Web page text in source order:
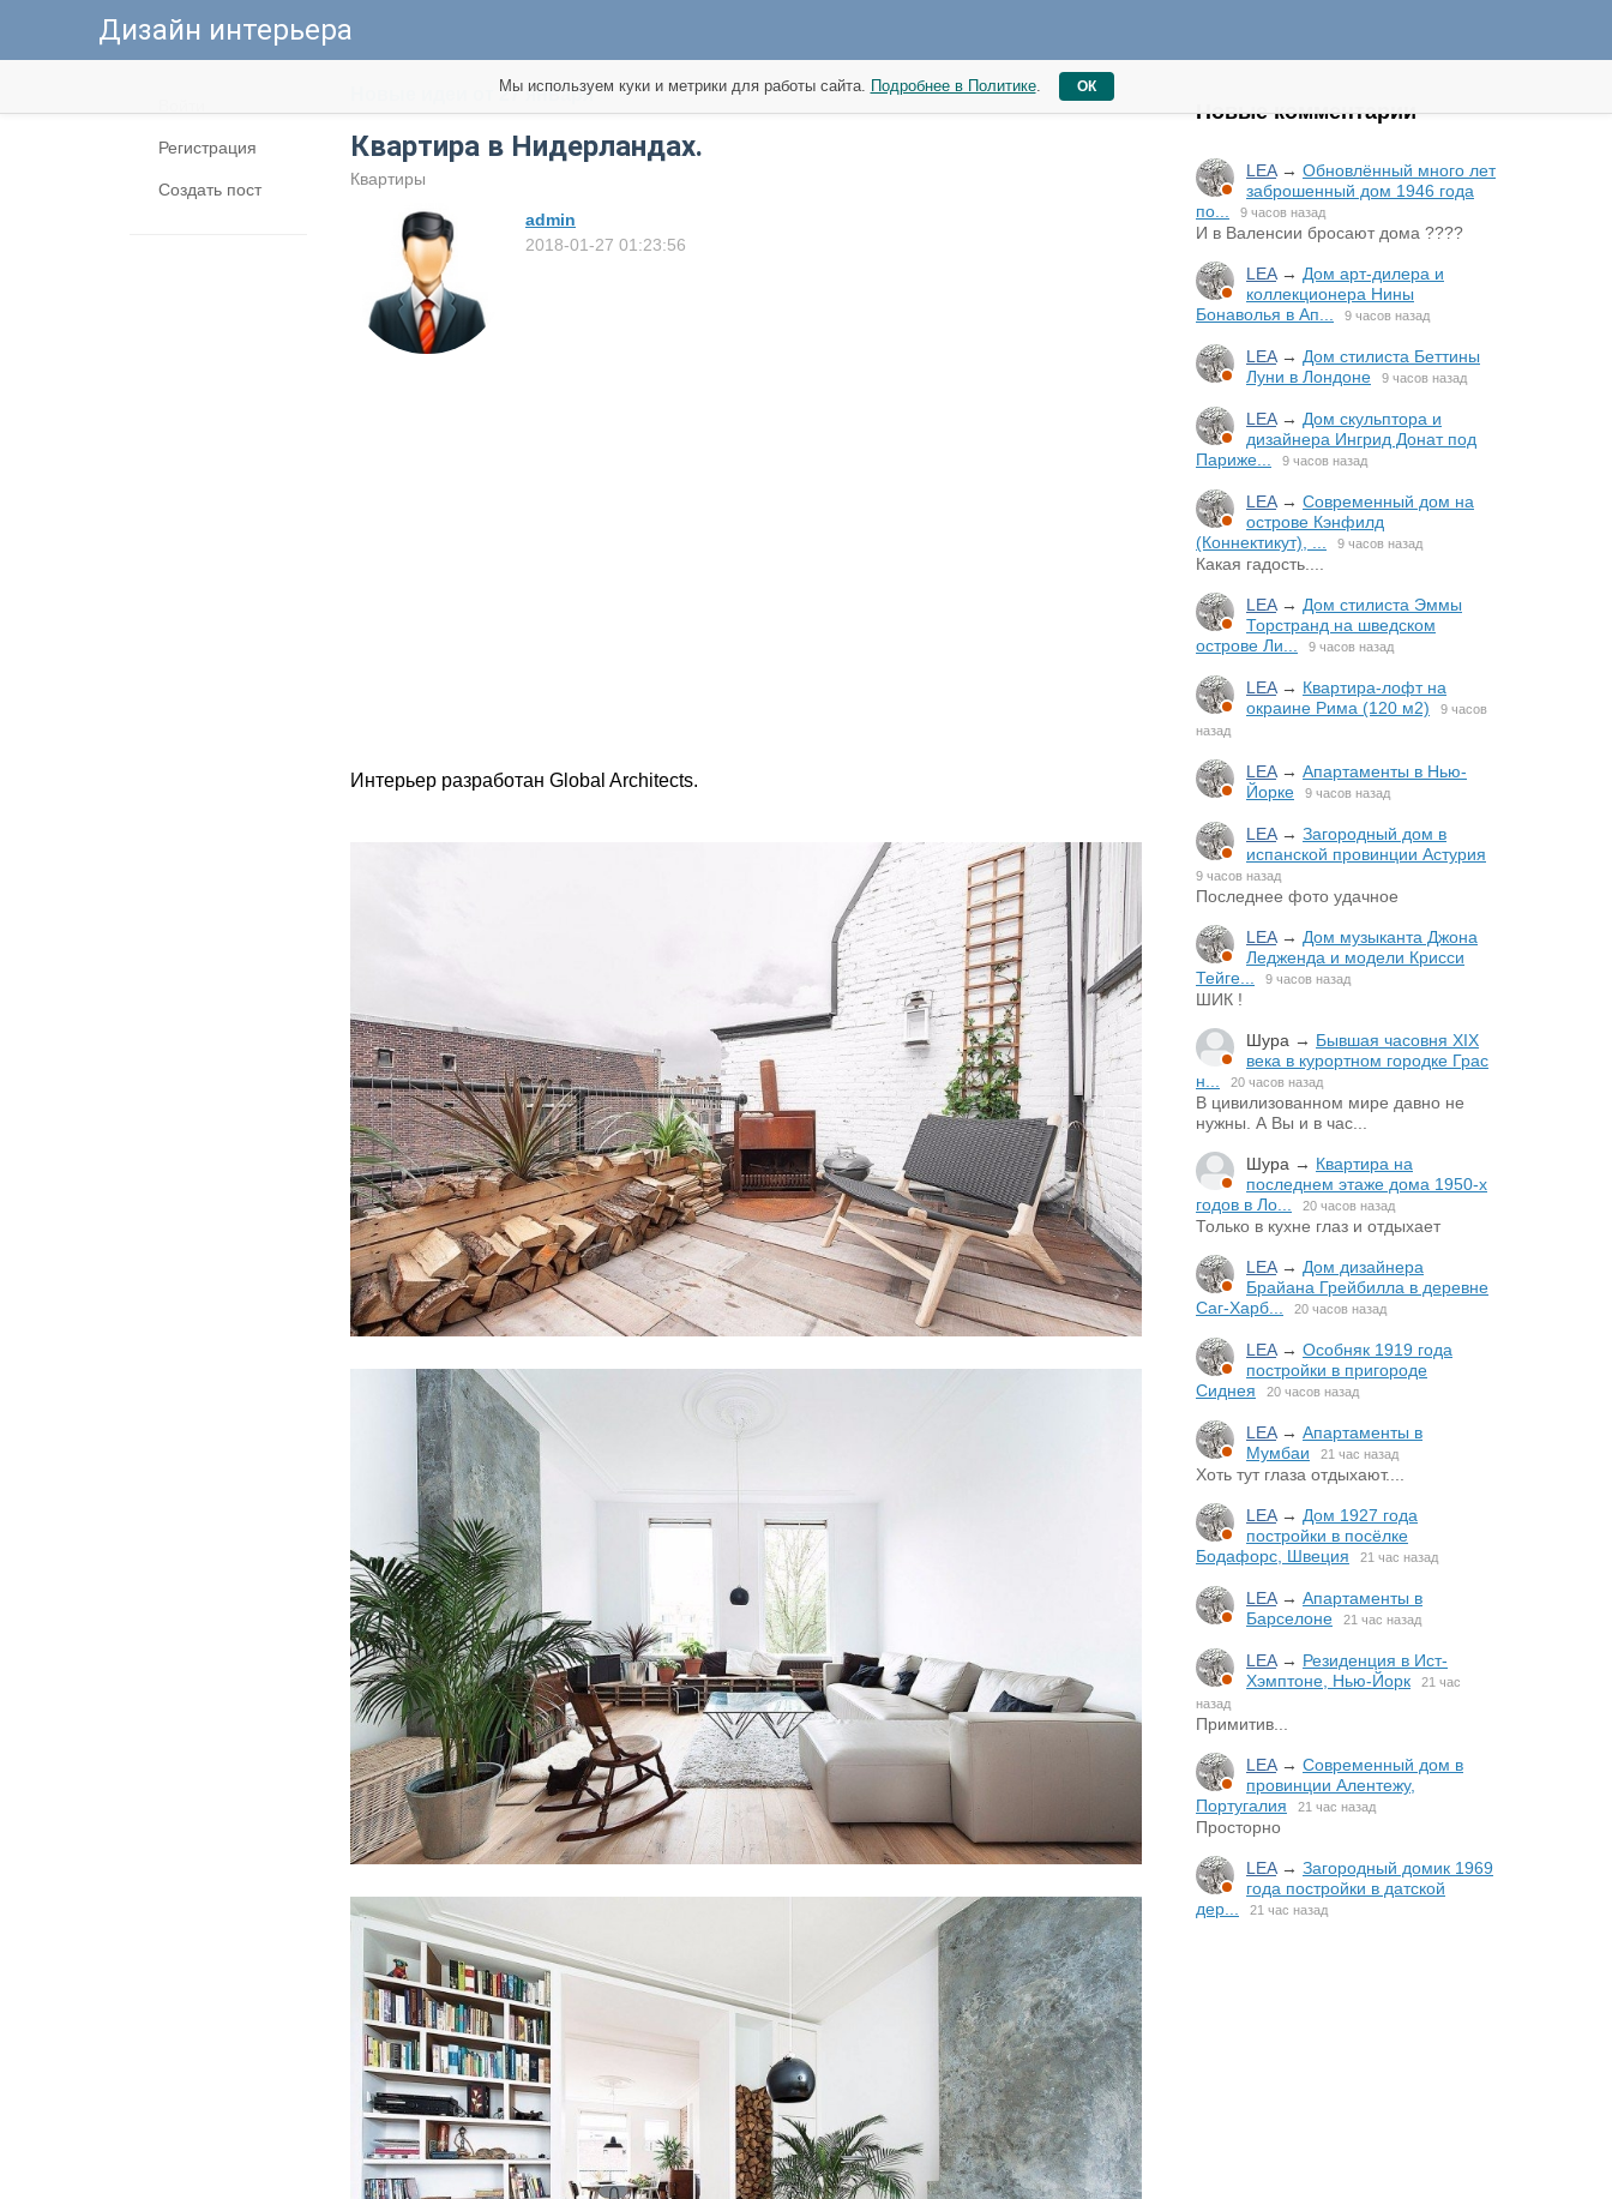
Дизайн интерьера
Регистрация
Создать пост
Новые комментарии
LEA→ Обновлённый много лет
заброшенный дом 1946 года
по...
9 часов назад
И в Валенсии бросают дома ????
LEA→ Дом арт-дилера и
коллекционера Нины
Бонаволья в Ап...
9 часов назад
LEA→ Дом стилиста Беттины
Луни в Лондоне
9 часов назад
LEA→ Дом скульптора и
дизайнера Ингрид Донат под
Париже...
9 часов назад
LEA→ Современный дом на
острове Кэнфилд
(Коннектикут), ...
9 часов назад
Какая гадость....
LEA→ Дом стилиста Эммы
Торстранд на шведском
острове Ли...
9 часов назад
LEA→ Квартира-лофт на
окраине Рима (120 м2)
9 часов
назад
LEA→ Апартаменты в Нью-
Йорке
9 часов назад
LEA→ Загородный дом в
испанской провинции Астурия
9 часов назад
Последнее фото удачное
LEA→ Дом музыканта Джона
Ледженда и модели Крисси
Тейге...
9 часов назад
ШИК !
Шура → Бывшая часовня XIX
века в курортном городке Грас
н...
20 часов назад
В цивилизованном мире давно не
нужны. А Вы и в час...
Шура → Квартира на
последнем этаже дома 1950-х
годов в Ло...
20 часов назад
Только в кухне глаз и отдыхает
LEA→ Дом дизайнера
Брайана Грейбилла в деревне
Саг-Харб...
20 часов назад
LEA→ Особняк 1919 года
постройки в пригороде
Сиднея
20 часов назад
LEA→ Апартаменты в
Мумбаи
21 час назад
Хоть тут глаза отдыхают....
LEA→ Дом 1927 года
постройки в посёлке
Бодафорс, Швеция
21 час назад
LEA→ Апартаменты в
Барселоне
21 час назад
LEA→ Резиденция в Ист-
Хэмптоне, Нью-Йорк
21 час
назад
Примитив...
LEA→ Современный дом в
провинции Алентежу,
Португалия
21 час назад
Просторно
LEA→ Загородный домик 1969
года постройки в датской
дер...
21 час назад
Новые идеи от 27 января
Квартира в Нидерландах.
Квартиры
admin
2018-01-27 01:23:56
Интерьер разработан Global Architects.
Мы используем куки и метрики для работы сайта. Подробнее в Политике. ОК